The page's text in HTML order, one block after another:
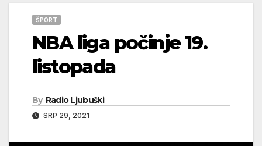
ŠPORT
NBA liga počinje 19.
listopada
By Radio Ljubuški
SRP 29, 2021